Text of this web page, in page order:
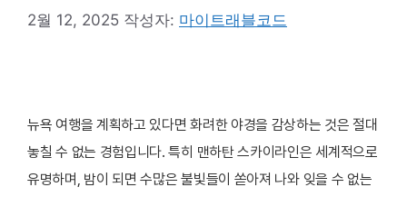
2월 12, 2025 작성자: 마이트래블코드
뉴욕 여행을 계획하고 있다면 화려한 야경을 감상하는 것은 절대
놓칠 수 없는 경험입니다. 특히 맨하탄 스카이라인은 세계적으로
유명하며, 밤이 되면 수많은 불빛들이 쏟아져 나와 잊을 수 없는